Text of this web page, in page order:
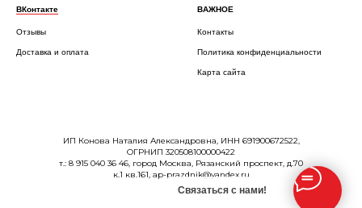
Связаться с нами!
ВКонтакте
Отзывы
Доставка и оплата
ВАЖНОЕ
Контакты
Политика конфиденциальности
Карта сайта
ИП Конова Наталия Александровна, ИНН 691900672522,
ОГРНИП 320508100000422
т.: 8 915 040 36 46, город Москва, Рязанский проспект, д.70
к.1 кв.161, ap-prazdnik@yandex.ru